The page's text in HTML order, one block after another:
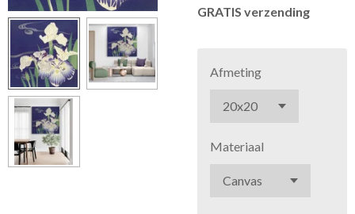
GRATIS verzending
Afmeting
Materiaal